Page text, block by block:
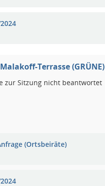
Terrasse (GRÜNE)
zur Sitzung nicht beantwortet
(Ortsbeiräte)